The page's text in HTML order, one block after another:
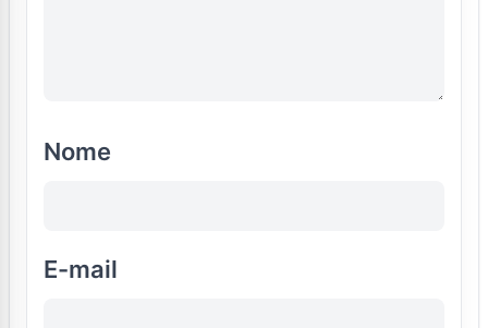
Nome
E-mail